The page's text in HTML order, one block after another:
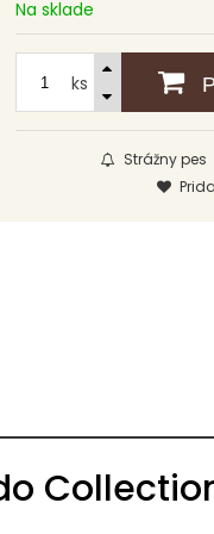
Na sklade
ks
Strážny pes